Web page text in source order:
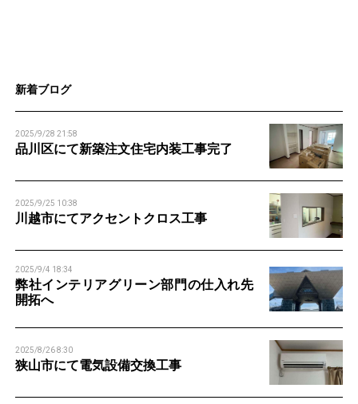
新着ブログ
2025/9/28 21:58
品川区にて新築注文住宅内装工事完了
2025/9/25 10:38
川越市にてアクセントクロス工事
2025/9/4 18:34
弊社インテリアグリーン部門の仕入れ先
開拓へ
2025/8/26 8:30
狭山市にて電気設備交換工事